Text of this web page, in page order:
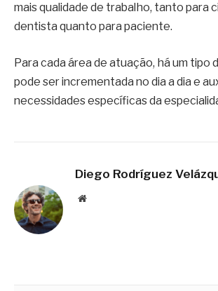
mais qualidade de trabalho, tanto para
dentista quanto para paciente.
Para cada área de atuação, há um tipo
pode ser incrementada no dia a dia e
necessidades específicas da
Diego Rodríguez
Website